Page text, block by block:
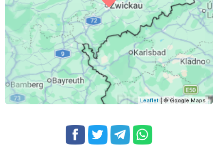
Leaflet| © Google Maps